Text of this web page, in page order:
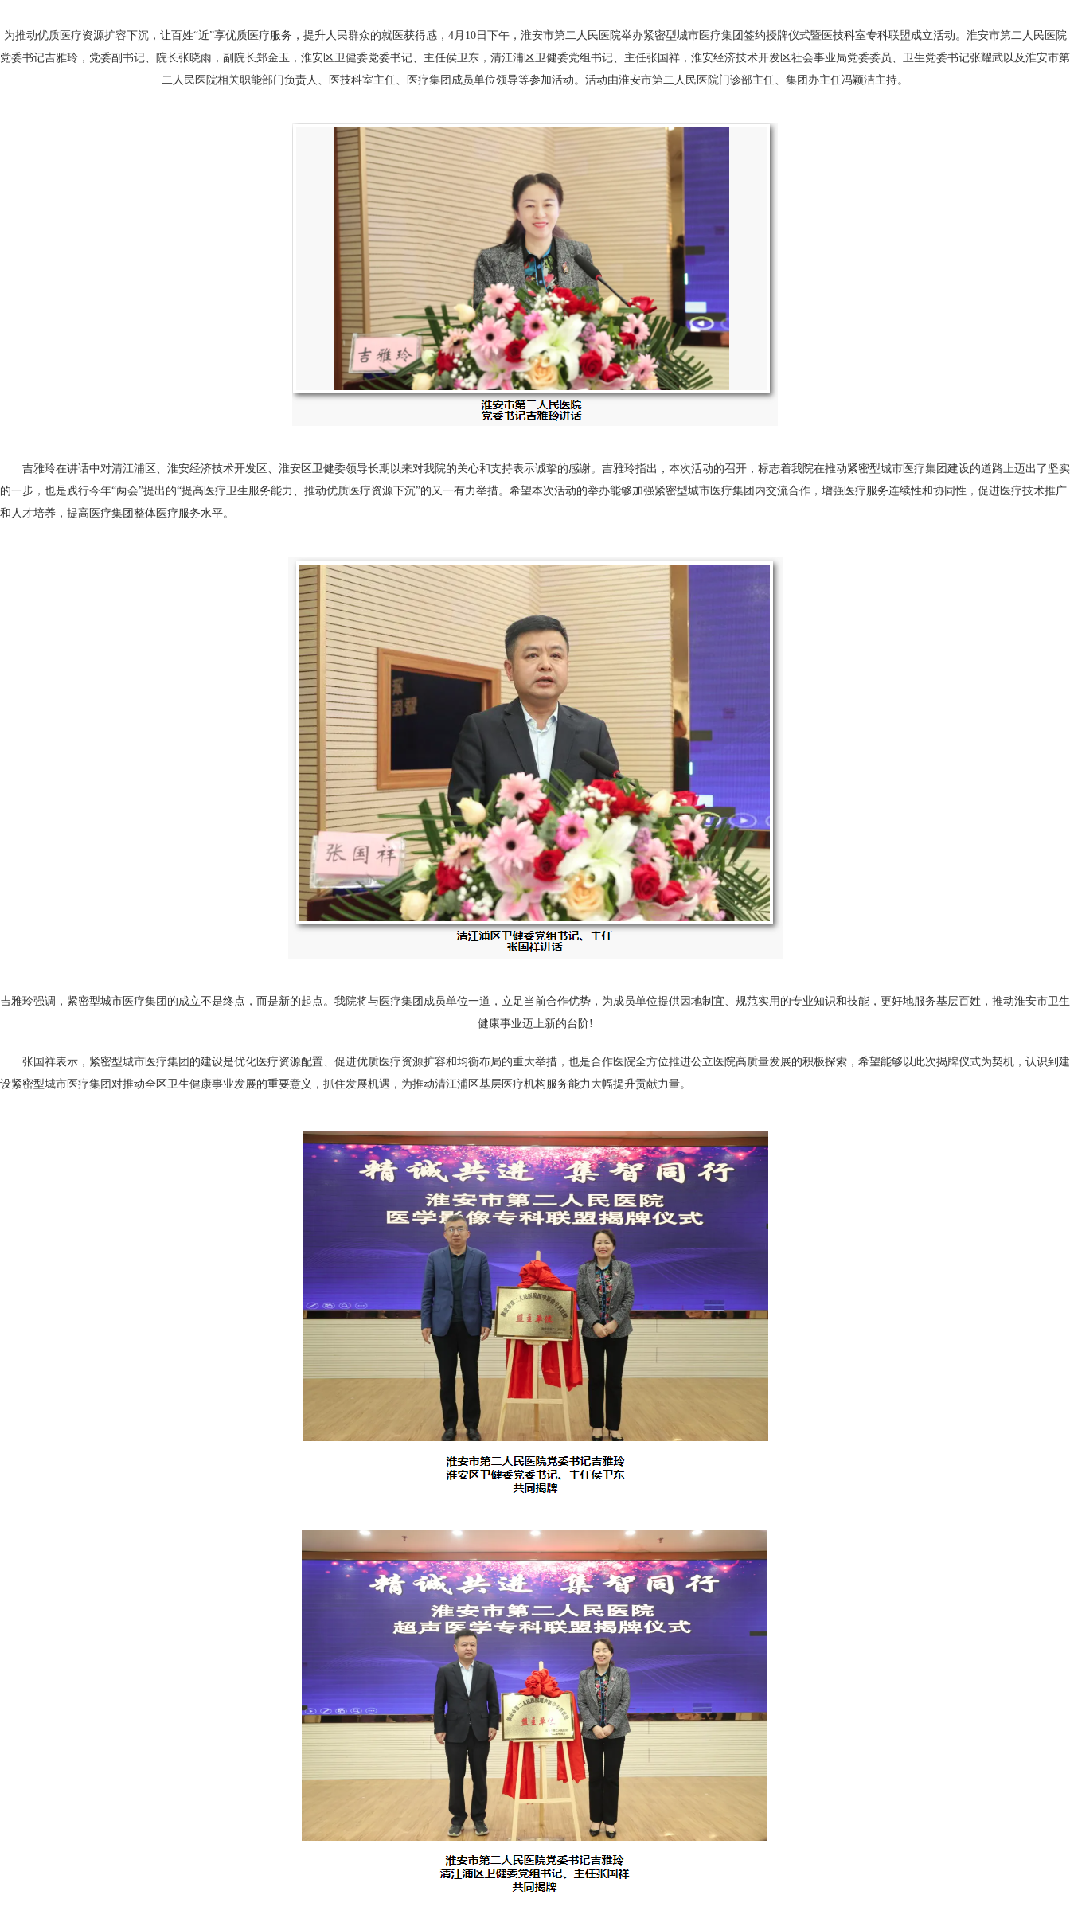
为推动优质医疗资源扩容下沉，让百姓“近”享优质医疗服务，提升人民群众的就医获得感，4月10日下午，淮安市第二人民医院举办紧密型城市医疗集团签约授牌仪式暨医技科室专科联盟成立活动。淮安市第二人民医院
党委书记吉雅玲，党委副书记、院长张晓雨，副院长郑金玉，淮安区卫健委党委书记、主任侯卫东，清江浦区卫健委党组书记、主任张国祥，淮安经济技术开发区社会事业局党委委员、卫生党委书记张耀武以及淮安市第
二人民医院相关职能部门负责人、医技科室主任、医疗集团成员单位领导等参加活动。活动由淮安市第二人民医院门诊部主任、集团办主任冯颖洁主持。
吉雅玲在讲话中对清江浦区、淮安经济技术开发区、淮安区卫健委领导长期以来对我院的关心和支持表示诚挚的感谢。吉雅玲指出，本次活动的召开，标志着我院在推动紧密型城市医疗集团建设的道路上迈出了坚实
的一步，也是践行今年“两会”提出的“提高医疗卫生服务能力、推动优质医疗资源下沉”的又一有力举措。希望本次活动的举办能够加强紧密型城市医疗集团内交流合作，增强医疗服务连续性和协同性，促进医疗技术推广
和人才培养，提高医疗集团整体医疗服务水平。
吉雅玲强调，紧密型城市医疗集团的成立不是终点，而是新的起点。我院将与医疗集团成员单位一道，立足当前合作优势，为成员单位提供因地制宜、规范实用的专业知识和技能，更好地服务基层百姓，推动淮安市卫生
健康事业迈上新的台阶!
张国祥表示，紧密型城市医疗集团的建设是优化医疗资源配置、促进优质医疗资源扩容和均衡布局的重大举措，也是合作医院全方位推进公立医院高质量发展的积极探索，希望能够以此次揭牌仪式为契机，认识到建
设紧密型城市医疗集团对推动全区卫生健康事业发展的重要意义，抓住发展机遇，为推动清江浦区基层医疗机构服务能力大幅提升贡献力量。